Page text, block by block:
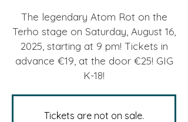
The legendary Atom Rot on the
Terho stage on Saturday, August 16,
2025, starting at 9 pm! Tickets in
advance €19, at the door €25! GIG
K-18!
Tickets are not on sale.